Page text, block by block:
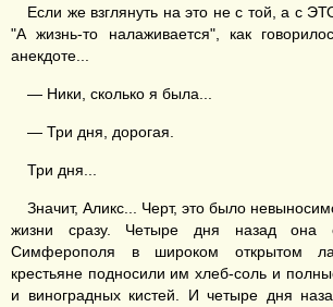
Если же взглянуть на это не с той, а с
"А жизнь-то налаживается", как
анекдоте...
— Ники, сколько я была...
— Три дня, дорогая.
Три дня...
Значит, Аликс... Черт, это было
жизни сразу. Четыре дня назад
Симферополя в широком открытом
крестьяне подносили им хлеб-соль и
и виноградных кистей. И четыре дня